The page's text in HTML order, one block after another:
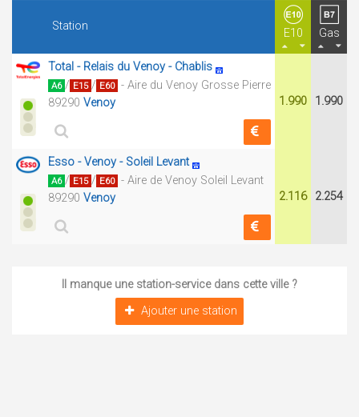
Station
E10 Gas
Total - Relais du Venoy - Chablis
A6 / E15 / E60 - Aire du Venoy Grosse Pierre
89290 Venoy 1.990 1.990
Esso - Venoy - Soleil Levant
A6 / E15 / E60 - Aire de Venoy Soleil Levant
89290 Venoy 2.116 2.254
Il manque une station-service dans cette ville ?
Ajouter une station